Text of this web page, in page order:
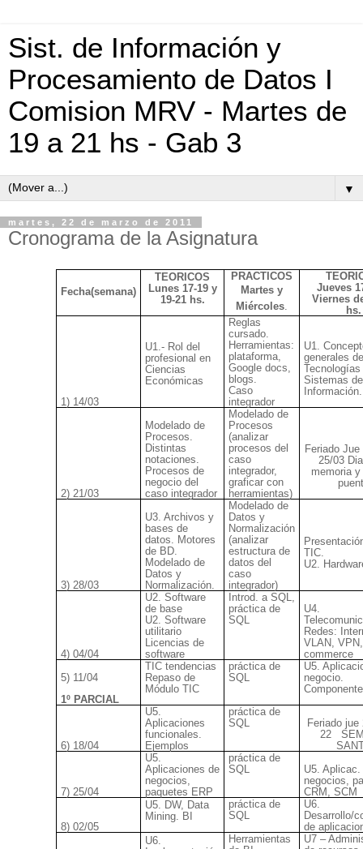
Sist. de Información y
Procesamiento de Datos I
Comision MRV - Martes de
19 a 21 hs - Gab 3
▼
martes, 22 de marzo de 2011
Cronograma de la Asignatura
Fecha(semana)
TEORICOS
Lunes 17-19 y
19-21 hs.
PRACTICOS
Martes y
Miércoles
Jueves
Viernes
hs.
1) 14/03
U1. -Rol del
profesional en
Ciencias
Económicas
Reglas
cursado.
Herramientas:
plataforma,
Google docs,
blogs.
Caso
integrador
U1
.
generales de
Tecnologías
Sistemas de
Información.
2) 21/03
Modelado de
Procesos.
Distintas
notaciones.
Procesos de
negocio del
caso integrador
Modelado de
Procesos
(analizar
procesos del
caso
integrador,
graficar con
herramientas)
Feriado
25/03
memoria
3) 28/03
U3. Archivos y
bases de
datos. Motores
de BD.
Modelado de
Datos y
Normalización.
Modelado de
Datos y
Normalización
(analizar
estructura de
datos del
caso
integrador)
TIC.
U2.
4) 04/04
U2. Software
de base
U2. Software
utilitario
Licencias de
software
Introd. a SQL,
práctica de
SQL
U4.
Redes:
VLAN,
commerce
5) 11/04
1º PARCIAL
TIC tendencias
Repaso de
Módulo TIC
práctica de
SQL
U5.
negocio.
6) 18/04
U5.
Aplicaciones
funcionales.
Ejemplos
práctica de
SQL
Feriado
22
7) 25/04
U5.
Aplicaciones de
negocios,
paquetes ERP
práctica de
SQL
U5. Aplicac.
negocios,
CRM, SCM
8) 02/05
U5. DW, Data
Mining. BI
práctica de
SQL
U6.
Desarrollo/
de
U6.
Herramientas
U7 –